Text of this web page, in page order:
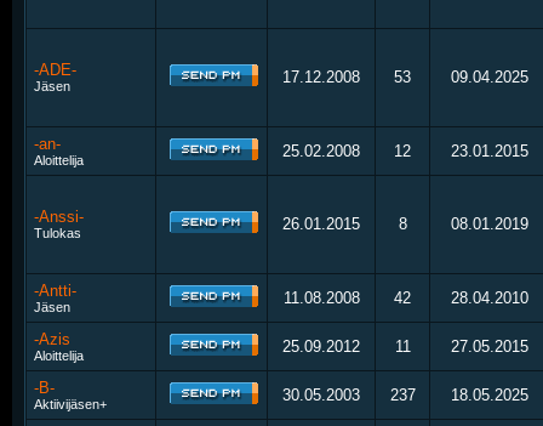
-ADE-
Jäsen 17.12.2008 53 09.04.2025
-an-
Aloittelija 25.02.2008 12 23.01.2015
-Anssi-
Tulokas 26.01.2015 8 08.01.2019
-Antti-
Jäsen 11.08.2008 42 28.04.2010
-Azis
Aloittelija 25.09.2012 11 27.05.2015
-B-
Aktiivijäsen+ 30.05.2003 237 18.05.2025